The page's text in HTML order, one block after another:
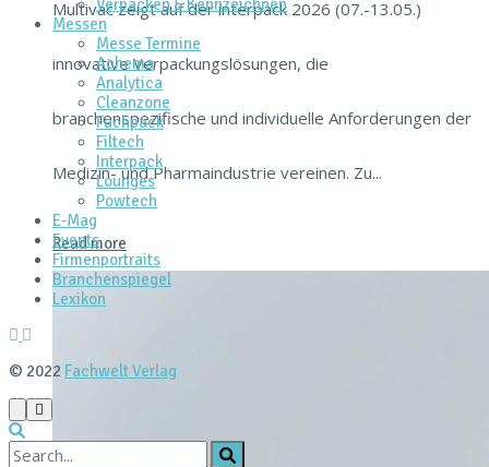
Multivac zeigt auf der interpack 2026 (07.-13.05.)
innovative Verpackungslösungen, die
branchenspezifische und individuelle Anforderungen der
Medizin- und Pharmaindustrie vereinen. Zu...
Read more
Verpacken & Kennzeichnen
Messen
Messe Termine
Achema
Analytica
Cleanzone
Fachpack
Filtech
Interpack
Lounges
Powtech
E‑Mag
Events
Firmenportraits
Branchenspiegel
Lexikon
© 2022 Fachwelt Verlag